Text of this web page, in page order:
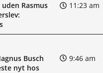
Rasmus
11:23 am
Busch
nyt hos
9:46 am